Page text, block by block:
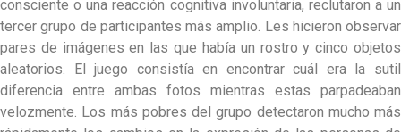
consciente o una reacción cognitiva involuntaria, reclutaron a un
tercer grupo de participantes más amplio. Les hicieron observar
pares de imágenes en las que había un rostro y cinco objetos
aleatorios. El juego consistía en encontrar cuál era la sutil
diferencia entre ambas fotos mientras estas parpadeaban
velozmente. Los más pobres del grupo detectaron mucho más